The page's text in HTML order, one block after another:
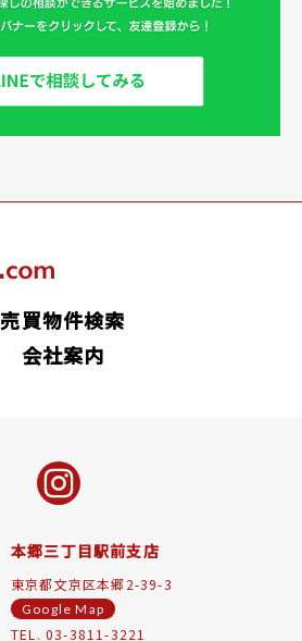
売買物件検索
会社案内
本郷三丁目駅前支店
東京都文京区本郷2-39-3
Google Map
TEL. 03-3811-3221